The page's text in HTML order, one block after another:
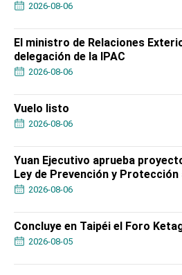
2026-08-06
El ministro de Relaciones
delegación de la IPAC
2026-08-06
Vuelo listo
2026-08-06
Yuan Ejecutivo aprueba
Ley de Prevención y
2026-08-06
Concluye en Taipéi el Foro
2026-08-05